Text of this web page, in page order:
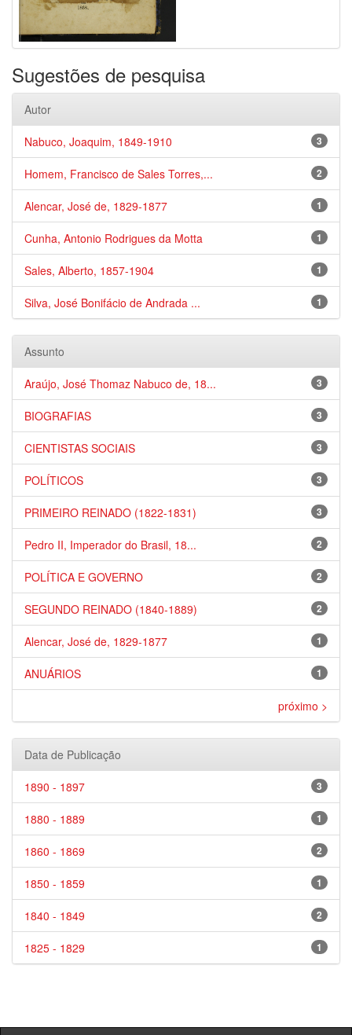
Sugestões de pesquisa
Autor
3
Nabuco, Joaquim, 1849-1910
2
Homem, Francisco de Sales Torres,...
1
Alencar, José de, 1829-1877
1
Cunha, Antonio Rodrigues da Motta
1
Sales, Alberto, 1857-1904
1
Silva, José Bonifácio de Andrada ...
Assunto
3
Araújo, José Thomaz Nabuco de, 18...
3
BIOGRAFIAS
3
CIENTISTAS SOCIAIS
3
POLÍTICOS
3
PRIMEIRO REINADO (1822-1831)
2
Pedro II, Imperador do Brasil, 18...
2
POLÍTICA E GOVERNO
2
SEGUNDO REINADO (1840-1889)
1
Alencar, José de, 1829-1877
1
ANUÁRIOS
próximo >
Data de Publicação
3
1890 - 1897
1
1880 - 1889
2
1860 - 1869
1
1850 - 1859
2
1840 - 1849
1
1825 - 1829